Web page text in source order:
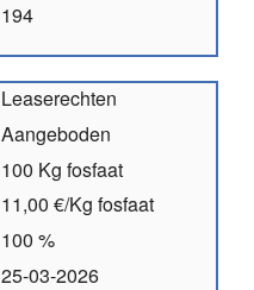
194
Leaserechten
Aangeboden
100 Kg fosfaat
11,00 €/Kg fosfaat
100 %
25-03-2026